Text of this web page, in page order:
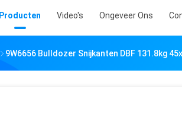
Producten Video's Ongeveer Ons
9W6656 Bulldozer Snijkanten DBF 131.8kg